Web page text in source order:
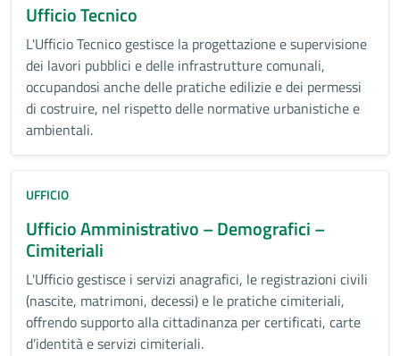
Ufficio Tecnico
L'Ufficio Tecnico gestisce la progettazione e supervisione
dei lavori pubblici e delle infrastrutture comunali,
occupandosi anche delle pratiche edilizie e dei permessi
di costruire, nel rispetto delle normative urbanistiche e
ambientali.
UFFICIO
Ufficio Amministrativo – Demografici –
Cimiteriali
L'Ufficio gestisce i servizi anagrafici, le registrazioni civili
(nascite, matrimoni, decessi) e le pratiche cimiteriali,
offrendo supporto alla cittadinanza per certificati, carte
d’identità e servizi cimiteriali.